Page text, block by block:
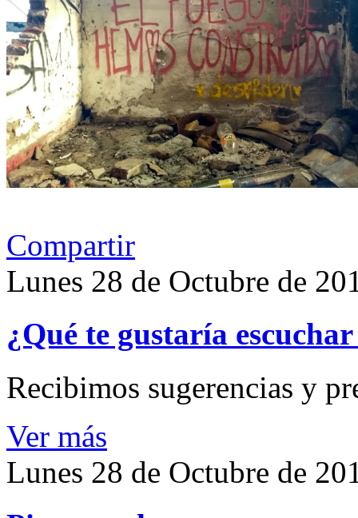
Compartir
Lunes 28 de Octubre de
¿Qué te gustaría
Recibimos sugerencias y
Ver más
Lunes 28 de Octubre de